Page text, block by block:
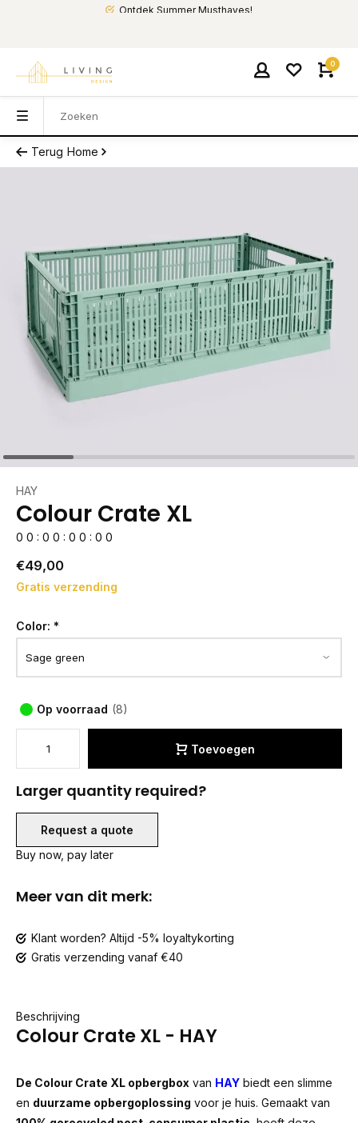
Ontdek Summer Musthaves!
0
Terug Home
HAY
Colour Crate XL
0 0 : 0 0 : 0 0 : 0 0
€49,00
Gratis verzending
Color: *
Op voorraad (8)
Toevoegen
Larger quantity required?
Request a quote
Buy now, pay later
Meer van dit merk:
Klant worden? Altijd -5% loyaltykorting
Gratis verzending vanaf €40
Beschrijving
Colour Crate XL - HAY
De Colour Crate XL opbergbox van HAY biedt een slimme
en duurzame opbergoplossing voor je huis. Gemaakt van